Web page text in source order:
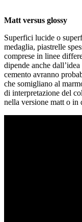
Matt versus glossy
Superfici lucide o
medaglia, piastrelle
comprese in linee
dipende anche
cemento avranno
che somigliano al
di interpretazione del
nella versione matt o in